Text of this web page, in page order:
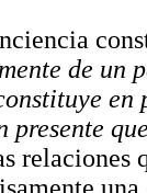
de un
en
presente
relaciones